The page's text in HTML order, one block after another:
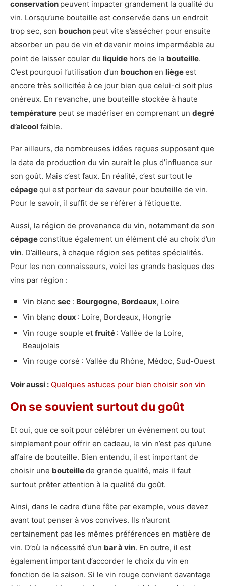
conservation peuvent impacter grandement la qualité du
vin. Lorsqu’une bouteille est conservée dans un endroit
trop sec, son bouchon peut vite s’assécher pour ensuite
absorber un peu de vin et devenir moins imperméable au
point de laisser couler du liquide hors de la bouteille.
C’est pourquoi l’utilisation d’un bouchonen liègeest
encore très sollicitée à ce jour bien que celui-ci soit plus
onéreux. En revanche, une bouteille stockée à haute
température peut se madériser en comprenant un degré
d’alcool faible.
Par ailleurs, de nombreuses idées reçues supposent que
la date de production du vin aurait le plus d’influence sur
son goût. Mais c’est faux. En réalité, c’est surtout le
cépagequi est porteur de saveur pour bouteille de vin.
Pour le savoir, il suffit de se référer à l’étiquette.
Aussi, la région de provenance du vin, notamment de son
cépageconstitue également un élément clé au choix d’un
vin. D’ailleurs, à chaque région ses petites spécialités.
Pour les non connaisseurs, voici les grands basiques des
vins par région :
Vin blanc sec : Bourgogne, Bordeaux, Loire
Vin blanc doux : Loire, Bordeaux, Hongrie
Vin rouge souple et fruité : Vallée de la Loire,
Beaujolais
Vin rouge corsé : Vallée du Rhône, Médoc, Sud-Ouest
Voir aussi : Quelques astuces pour bien choisir son vin
On se souvient surtout du goût
Et oui, que ce soit pour célébrer un événement ou tout
simplement pour offrir en cadeau, le vin n’est pas qu’une
affaire de bouteille. Bien entendu, il est important de
choisir une bouteillede grande qualité, mais il faut
surtout prêter attention à la qualité du goût.
Ainsi, dans le cadre d’une fête par exemple, vous devez
avant tout penser à vos convives. Ils n’auront
certainement pas les mêmes préférences en matière de
vin. D’où la nécessité d’un bar à vin. En outre, il est
également important d’accorder le choix du vin en
fonction de la saison. Si le vin rouge convient davantage